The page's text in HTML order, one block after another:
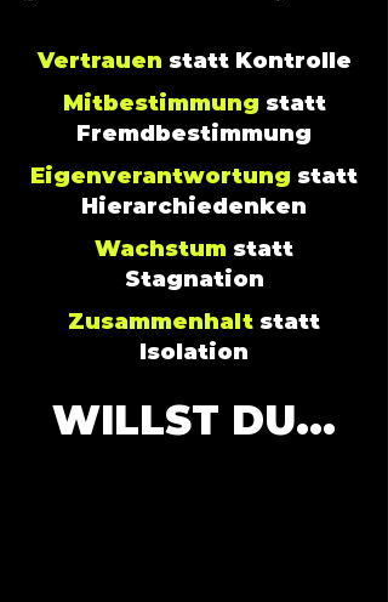
Vertrauen statt Kontrolle
Mitbestimmung statt
Fremdbestimmung
Eigenverantwortung statt
Hierarchiedenken
Wachstum statt
Stagnation
Zusammenhalt statt
Isolation
WILLST DU...